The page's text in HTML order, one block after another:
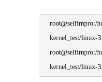
root@selfimpro:/
kernel_test/linux-
root@selfimpro:/
kernel_test/linux-